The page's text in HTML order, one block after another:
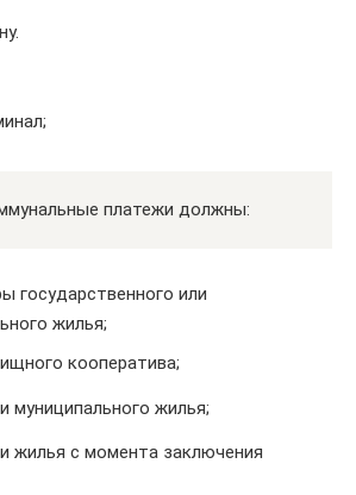
платежи должны:
государственного или
жилья;
кооператива;
муниципального жилья;
жилья с момента заключения